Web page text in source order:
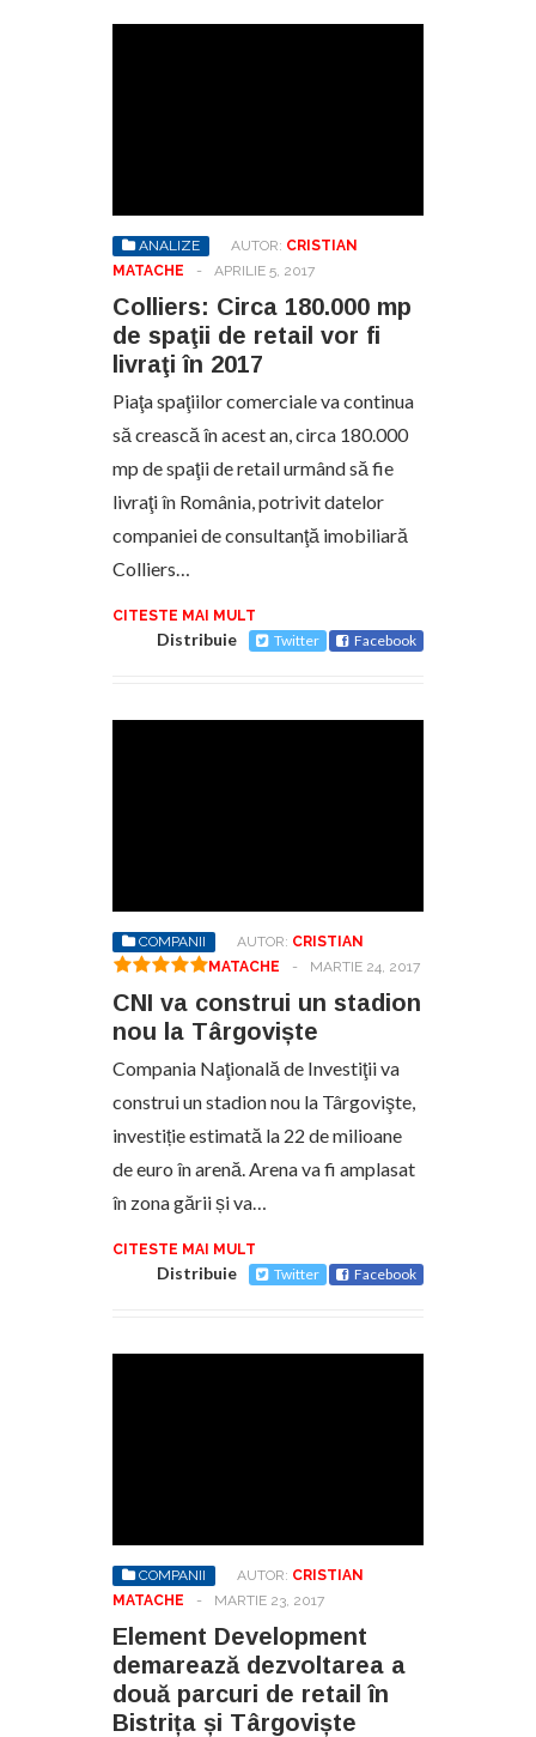
ANALIZE AUTOR: CRISTIAN
MATACHE
- APRILIE 5, 2017
Colliers: Circa 180.000 mp
de spaţii de retail vor fi
livraţi în 2017
Piaţa spaţiilor comerciale va continua
să crească în acest an, circa 180.000
mp de spaţii de retail urmând să fie
livraţi în România, potrivit datelor
companiei de consultanţă imobiliară
Colliers…
CITESTE MAI MULT
Distribuie Twitter Facebook
COMPANII AUTOR: CRISTIAN
MATACHE
- MARTIE 24, 2017
CNI va construi un stadion
nou la Târgoviște
Compania Naţională de Investiţii va
construi un stadion nou la Târgovişte,
investiție estimată la 22 de milioane
de euro în arenă. Arena va fi amplasat
în zona gării și va…
CITESTE MAI MULT
Distribuie Twitter Facebook
COMPANII AUTOR: CRISTIAN
MATACHE
- MARTIE 23, 2017
Element Development
demarează dezvoltarea a
două parcuri de retail în
Bistrița și Târgoviște